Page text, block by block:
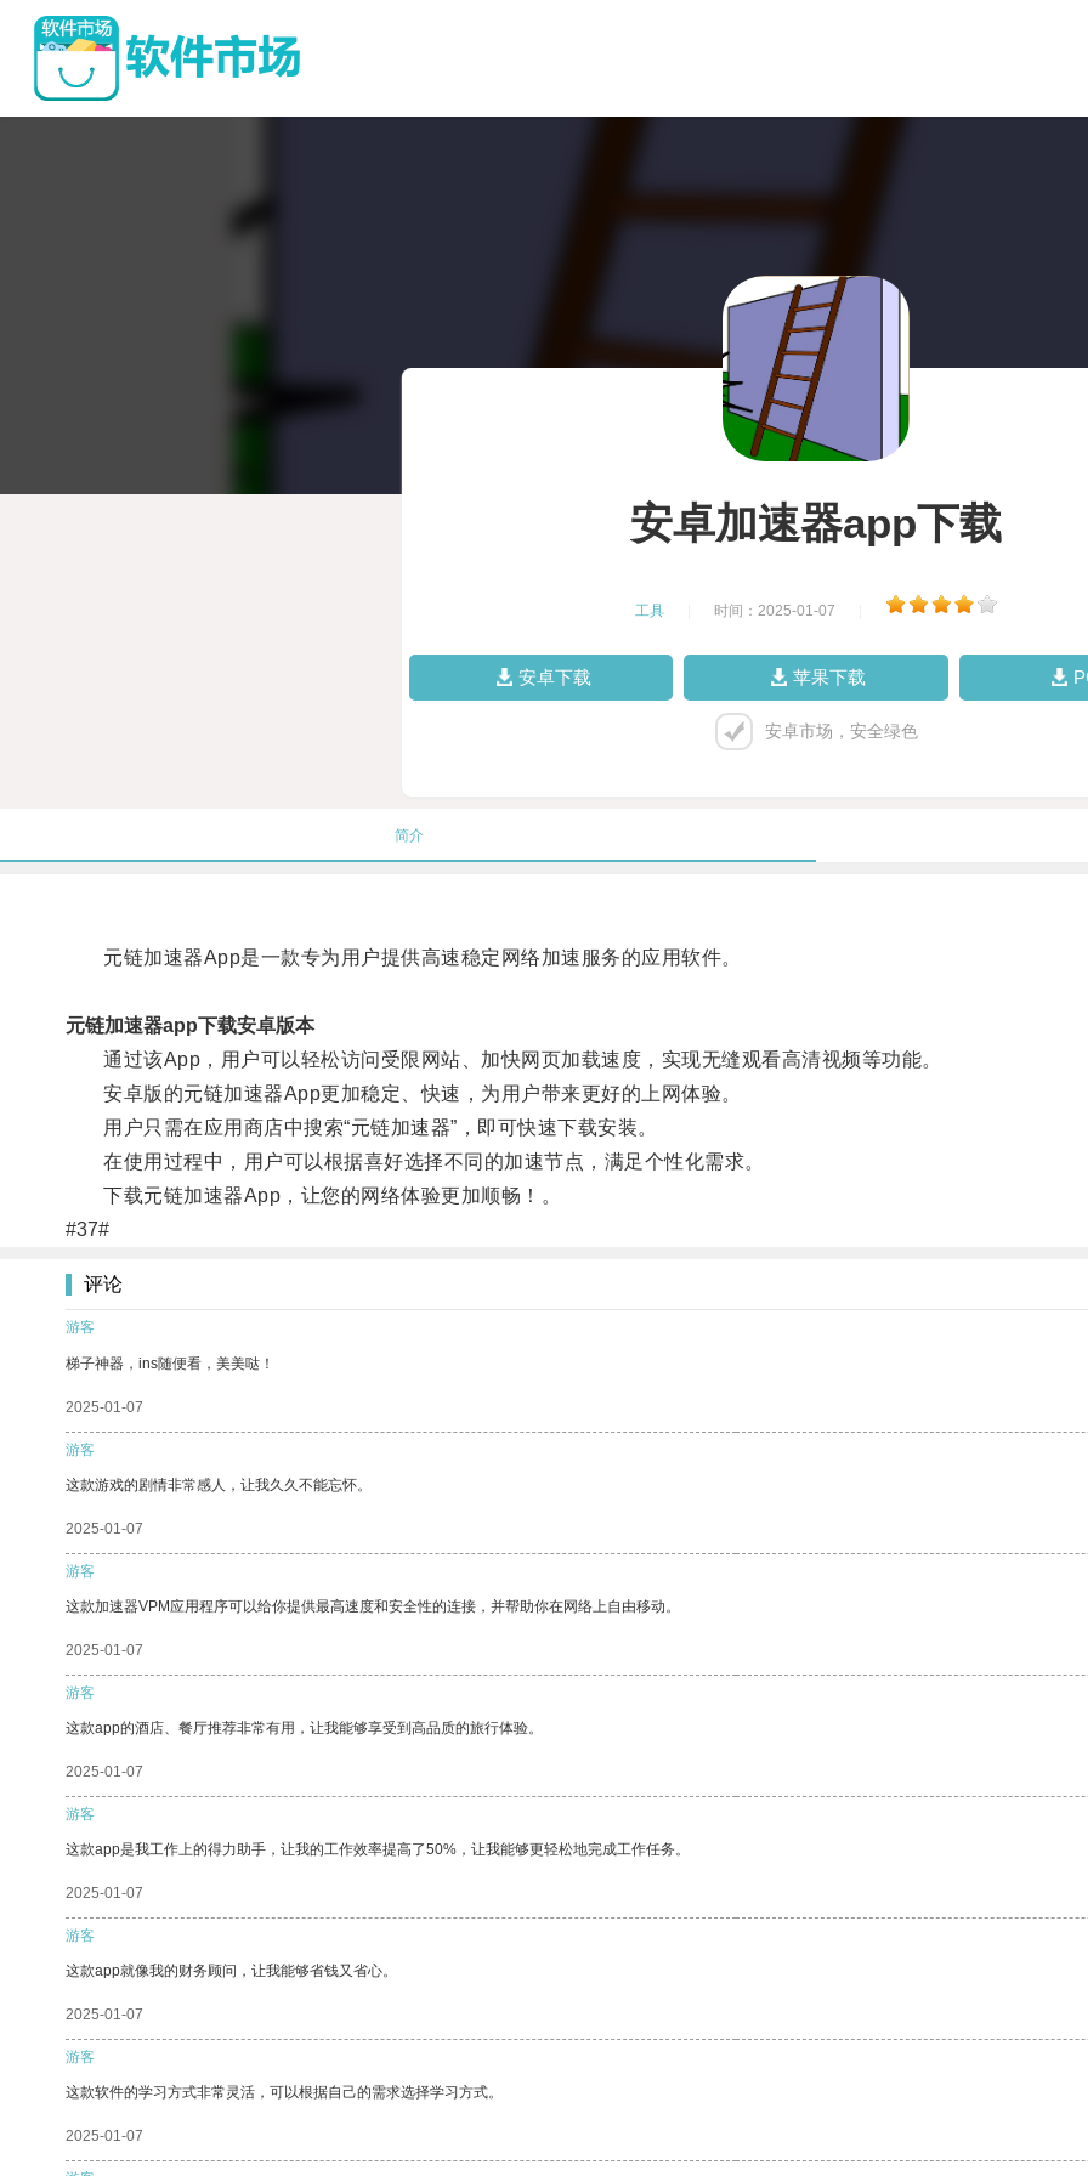
安卓加速器app下载
工具 时间：2025-01-07
安卓下载 苹果下载
安卓市场，安全绿色
简介
元链加速器App是一款专为用户提供高速稳定网络加速服务的应用软件。
元链加速器app下载安卓版本
通过该App，用户可以轻松访问受限网站、加快网页加载速度，实现无缝观看高清视频等功能。
安卓版的元链加速器App更加稳定、快速，为用户带来更好的上网体验。
用户只需在应用商店中搜索“元链加速器”，即可快速下载安装。
在使用过程中，用户可以根据喜好选择不同的加速节点，满足个性化需求。
下载元链加速器App，让您的网络体验更加顺畅！。
#37#
评论
游客
梯子神器，ins随便看，美美哒！
2025-01-07
游客
这款游戏的剧情非常感人，让我久久不能忘怀。
2025-01-07
游客
这款加速器VPM应用程序可以给你提供最高速度和安全性的连接，并帮助你在网络上自由移动。
2025-01-07
游客
这款app的酒店、餐厅推荐非常有用，让我能够享受到高品质的旅行体验。
2025-01-07
游客
这款app是我工作上的得力助手，让我的工作效率提高了50%，让我能够更轻松地完成工作任务。
2025-01-07
游客
这款app就像我的财务顾问，让我能够省钱又省心。
2025-01-07
游客
这款软件的学习方式非常灵活，可以根据自己的需求选择学习方式。
2025-01-07